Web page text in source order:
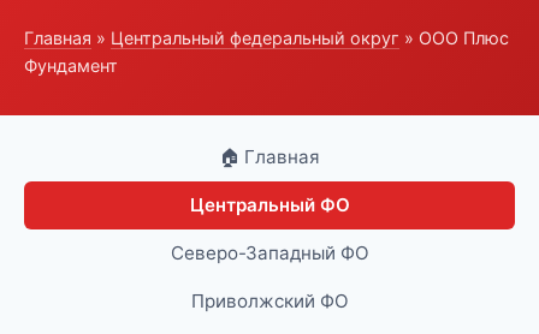
Главная » Центральный федеральный округ » ООО Плюс
Фундамент
🏠 Главная
Центральный ФО
Северо-Западный ФО
Приволжский ФО